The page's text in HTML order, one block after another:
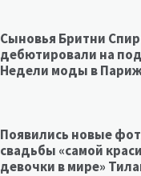
Сыновья Бритни
дебютировали на
Недели моды в
Появились новые
свадьбы «самой
девочки в мире»